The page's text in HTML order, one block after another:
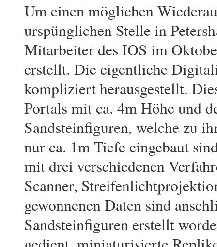
Um einen möglichen
urspünglichen Stelle in
Mitarbeiter des IOS im
erstellt. Die eigentliche
kompliziert herausgestellt.
Portals mit ca. 4m Höhe und
Sandsteinfiguren, welche zu
nur ca. 1m Tiefe eingebaut
mit drei verschiedenen
Scanner,
gewonnenen Daten sind
Sandsteinfiguren erstellt